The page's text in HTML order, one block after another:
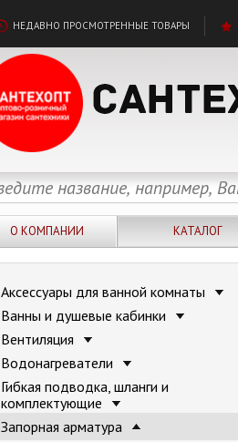
НЕДАВНО ПРОСМОТРЕННЫЕ ТОВАРЫ
О КОМПАНИИ КАТАЛОГ
Аксессуары для ванной комнаты
Ванны и душевые кабинки
Вентиляция
Водонагреватели
Гибкая подводка, шланги и
комплектующие
Запорная арматура